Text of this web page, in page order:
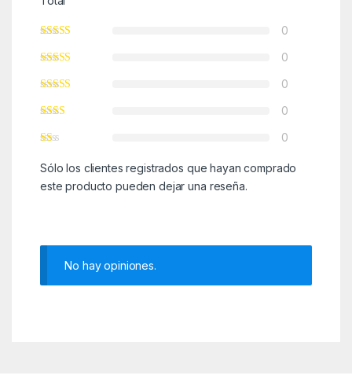
0
0
0
0
0
Sólo los clientes registrados que hayan comprado
este producto pueden dejar una reseña.
No hay opiniones.